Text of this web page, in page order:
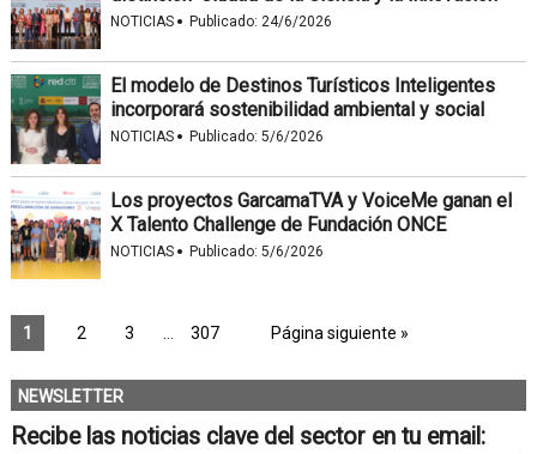
NOTICIAS · Publicado: 24/6/2026
El modelo de Destinos Turísticos Inteligentes
incorporará sostenibilidad ambiental y social
NOTICIAS · Publicado: 5/6/2026
Los proyectos GarcamaTVA y VoiceMe ganan el
X Talento Challenge de Fundación ONCE
NOTICIAS · Publicado: 5/6/2026
1 2 3 307 Página siguiente »
NEWSLETTER
Recibe las noticias clave del sector en tu email: